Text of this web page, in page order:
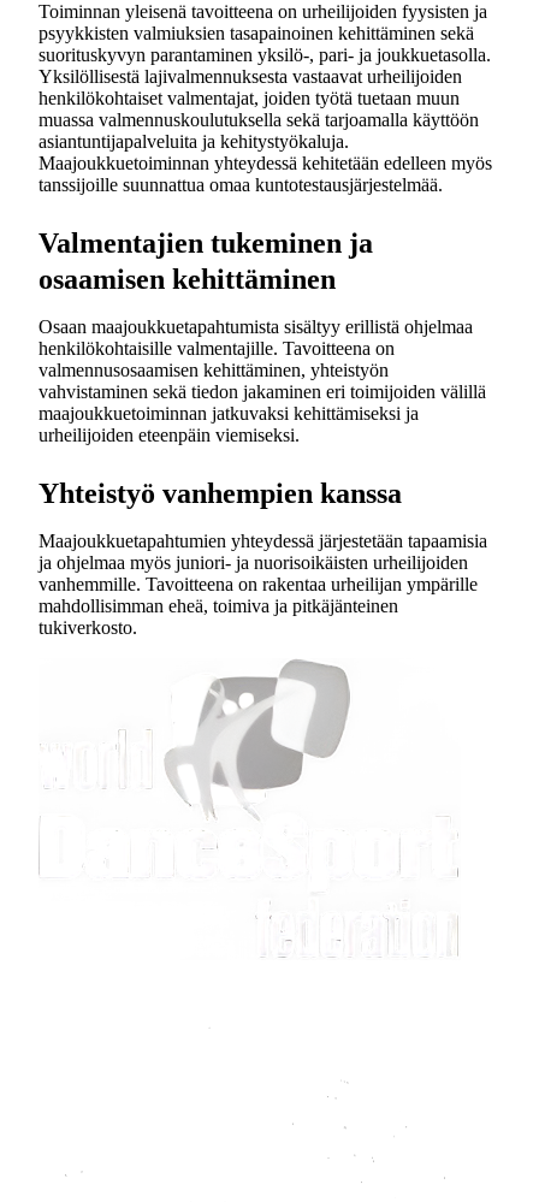
Toiminnan yleisenä tavoitteena on urheilijoiden fyysisten ja
psyykkisten valmiuksien tasapainoinen kehittäminen sekä
suorituskyvyn parantaminen yksilö-, pari- ja joukkuetasolla.
Yksilöllisestä lajivalmennuksesta vastaavat urheilijoiden
henkilökohtaiset valmentajat, joiden työtä tuetaan muun
muassa valmennuskoulutuksella sekä tarjoamalla käyttöön
asiantuntijapalveluita ja kehitystyökaluja.
Maajoukkuetoiminnan yhteydessä kehitetään edelleen myös
tanssijoille suunnattua omaa kuntotestausjärjestelmää.
Valmentajien tukeminen ja
osaamisen kehittäminen
Osaan maajoukkuetapahtumista sisältyy erillistä ohjelmaa
henkilökohtaisille valmentajille. Tavoitteena on
valmennusosaamisen kehittäminen, yhteistyön
vahvistaminen sekä tiedon jakaminen eri toimijoiden välillä
maajoukkuetoiminnan jatkuvaksi kehittämiseksi ja
urheilijoiden eteenpäin viemiseksi.
Yhteistyö vanhempien kanssa
Maajoukkuetapahtumien yhteydessä järjestetään tapaamisia
ja ohjelmaa myös juniori- ja nuorisoikäisten urheilijoiden
vanhemmille. Tavoitteena on rakentaa urheilijan ympärille
mahdollisimman eheä, toimiva ja pitkäjänteinen
tukiverkosto.